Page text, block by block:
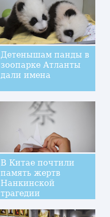
Детенышам панды в
зоопарке Атланты
дали имена
В Китае почтили
память жертв
Нанкинской
трагедии